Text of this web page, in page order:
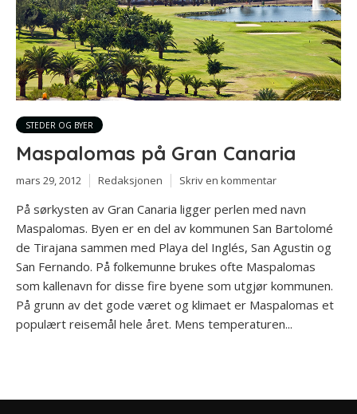
STEDER OG BYER
Maspalomas på Gran Canaria
mars 29, 2012 Redaksjonen Skriv en kommentar
På sørkysten av Gran Canaria ligger perlen med navn
Maspalomas. Byen er en del av kommunen San Bartolomé
de Tirajana sammen med Playa del Inglés, San Agustin og
San Fernando. På folkemunne brukes ofte Maspalomas
som kallenavn for disse fire byene som utgjør kommunen.
På grunn av det gode været og klimaet er Maspalomas et
populært reisemål hele året. Mens temperaturen...